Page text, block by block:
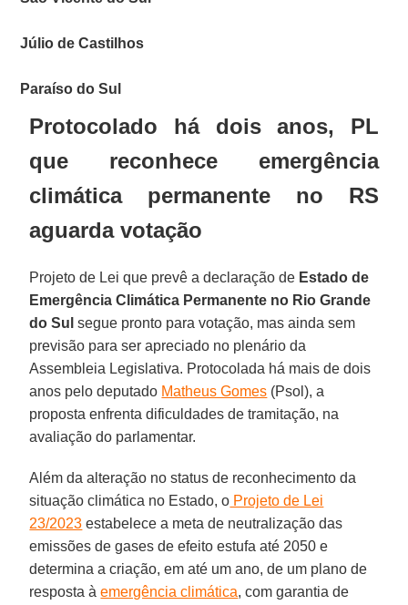
Júlio de Castilhos
Paraíso do Sul
Protocolado há dois anos, PL
que reconhece emergência
climática permanente no RS
aguarda votação
Projeto de Lei que prevê a declaração de Estado de
Emergência Climática Permanente no Rio Grande
do Sul segue pronto para votação, mas ainda sem
previsão para ser apreciado no plenário da
Assembleia Legislativa. Protocolada há mais de dois
anos pelo deputado Matheus Gomes (Psol), a
proposta enfrenta dificuldades de tramitação, na
avaliação do parlamentar.
Além da alteração no status de reconhecimento da
situação climática no Estado, o Projeto de Lei
23/2023 estabelece a meta de neutralização das
emissões de gases de efeito estufa até 2050 e
determina a criação, em até um ano, de um plano de
resposta àemergência climática, com garantia de